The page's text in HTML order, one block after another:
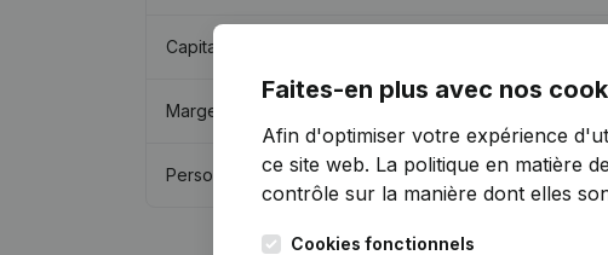
Capitaux propres
Marge brute
Personnel
Faites-en plus avec nos
Afin d'optimiser votre expérience
ce site web. La politique en matière
contrôle sur la manière dont elles
Cookies fonctionnels